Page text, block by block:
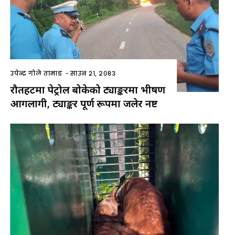
उपेन्द्र गोले तामाङ -साउन २१, २०८३
रौतहटमा पेट्रोल बोकेको ट्याङ्करमा भीषण
आगलागी, ट्याङ्कर पूर्ण रूपमा जलेर नष्ट